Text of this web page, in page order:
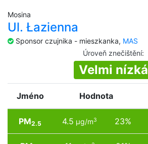
Mosina
Ul. Łazienna
Sponsor czujnika - mieszkanka, MAS
Úroveň znečištění:
Velmi nízká
Jméno Hodnota
PM2.5 4.5 µg/m3 23%